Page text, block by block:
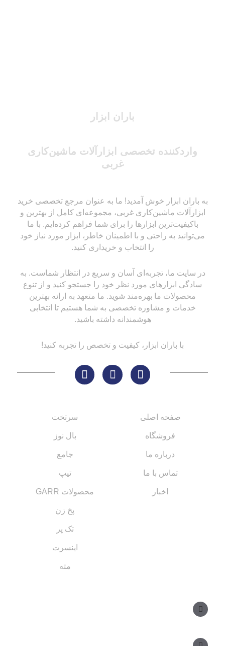
باران ابزار
واردکننده تخصصی ابزارآلات ماشین‌کاری
غربی
به باران ابزار خوش آمدید! ما به عنوان مرجع تخصصی خرید
ابزارآلات ماشین‌کاری غربی، مجموعه‌ای کامل از بهترین و
باکیفیت‌ترین ابزارها را برای شما فراهم کرده‌ایم. با ما
می‌توانید به راحتی و با اطمینان خاطر، ابزار مورد نیاز خود
را انتخاب و خریداری کنید.
در سایت ما، تجربه‌ای آسان و سریع در انتظار شماست. به
سادگی ابزارهای مورد نظر خود را جستجو کنید و از تنوع
محصولات ما بهره‌مند شوید. ما متعهد به ارائه بهترین
خدمات و مشاوره تخصصی به شما هستیم تا انتخابی
هوشمندانه داشته باشید.
با باران ابزار، کیفیت و تخصص را تجربه کنید!
صفحه اصلی
فروشگاه
درباره ما
تماس با ما
اخبار
سرتخت
بال نوز
جامع
تیپ
محصولات GARR
پخ زن
تک پر
اینسرت
مته